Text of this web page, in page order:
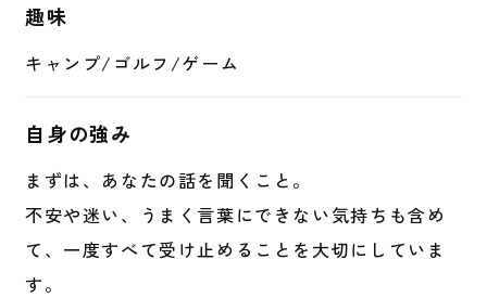
趣味
キャンプ/ゴルフ/ゲーム
自身の強み
まずは、あなたの話を聞くこと。
不安や迷い、うまく言葉にできない気持ちも含め
て、一度すべて受け止めることを大切にしていま
す。